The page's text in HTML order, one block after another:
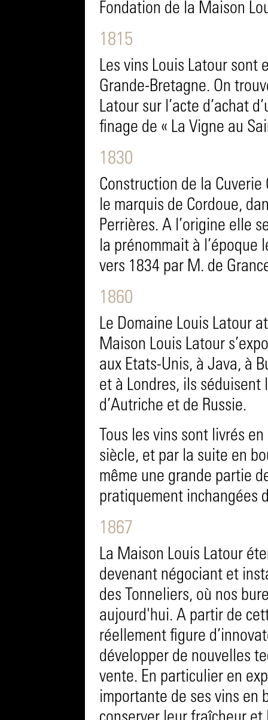
Fondation de la Maison
1815
Les vins Louis Latour sont
Grande-Bretagne. On
Latour sur l’acte d’achat
finage de « La Vigne au
1830
Construction de la
le marquis de Cordoue,
Perrières. A l’origine elle
la prénommait à l’époque
vers 1834 par M. de
1860
Le Domaine Louis Latour
Maison Louis Latour
aux Etats-Unis, à Java, à
et à Londres, ils séduisent
d’Autriche et de Russie.
Tous les vins sont livrés
siècle, et par la suite en
même une grande partie
pratiquement inchangées
1867
La Maison Louis Latour
devenant négociant et
des Tonneliers, où nos
aujourd'hui. A partir de
réellement figure
développer de nouvelles
vente. En particulier en
importante de ses vins en